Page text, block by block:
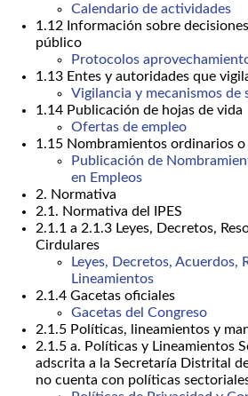
Calendario de actividades
1.12 Información sobre
público
Protocolos
1.13 Entes y autoridades que
Vigilancia y mecanismos de
1.14 Publicación de hojas de vida
Ofertas de empleo
1.15 Nombramientos ordinarios o
Publicación de
en Empleos
2. Normativa
2.1. Normativa del IPES
2.1.1 a 2.1.3 Leyes, Decretos,
Cirdulares
Leyes, Decretos, Acuerdos,
Lineamientos
2.1.4 Gacetas oficiales
Gacetas del Congreso
2.1.5 Políticas, lineamientos y
2.1.5 a. Políticas y Lineamientos
adscrita a la Secretaría Distrital
no cuenta con políticas